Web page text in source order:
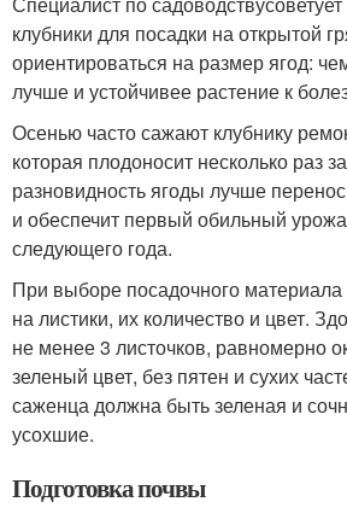
клубники для посадки на открытой
ориентироваться на размер ягод:
лучше и устойчивее растение к
Осенью часто сажают клубнику
которая плодоносит несколько раз
разновидность ягоды лучше
и обеспечит первый обильный
следующего года.
При выборе посадочного
на листики, их количество и цвет.
не менее 3 листочков, равномерно
зеленый цвет, без пятен и сухих
саженца должна быть зеленая и
усохшие.
Подготовка почвы